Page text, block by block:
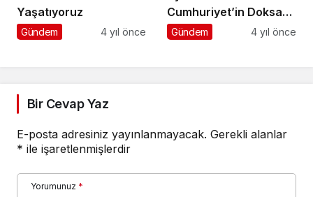
Yaşatıyoruz
Gündem 4 yıl önce
Cumhuriyet’in Doksan
Dokuzuncu Yılına Özel
Gündem 4 yıl önce
Bir Cevap Yaz
E-posta adresiniz yayınlanmayacak. Gerekli alanlar
* ile işaretlenmişlerdir
Yorumunuz *